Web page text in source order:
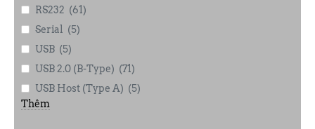
RS232 (61)
Serial
(5)
USB (5)
USB 2.0 (B-Type) (71)
USB Host (Type A) (5)
Thêm